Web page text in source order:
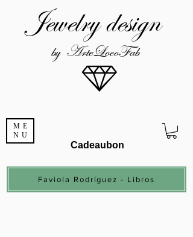
ME
NU
Jewelry design
by ArteLocoFab
Cadeaubon
Faviola Rodríguez - Libros